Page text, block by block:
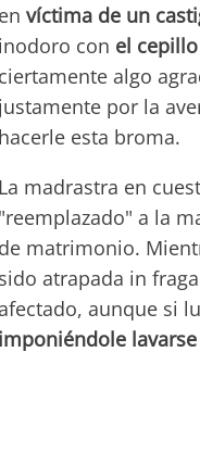
en víctima de un
inodoro con el
ciertamente algo
justamente por la
hacerle esta broma.
La madrastra en
"reemplazado" a la
de matrimonio.
sido atrapada in
aunque si
imponiéndole